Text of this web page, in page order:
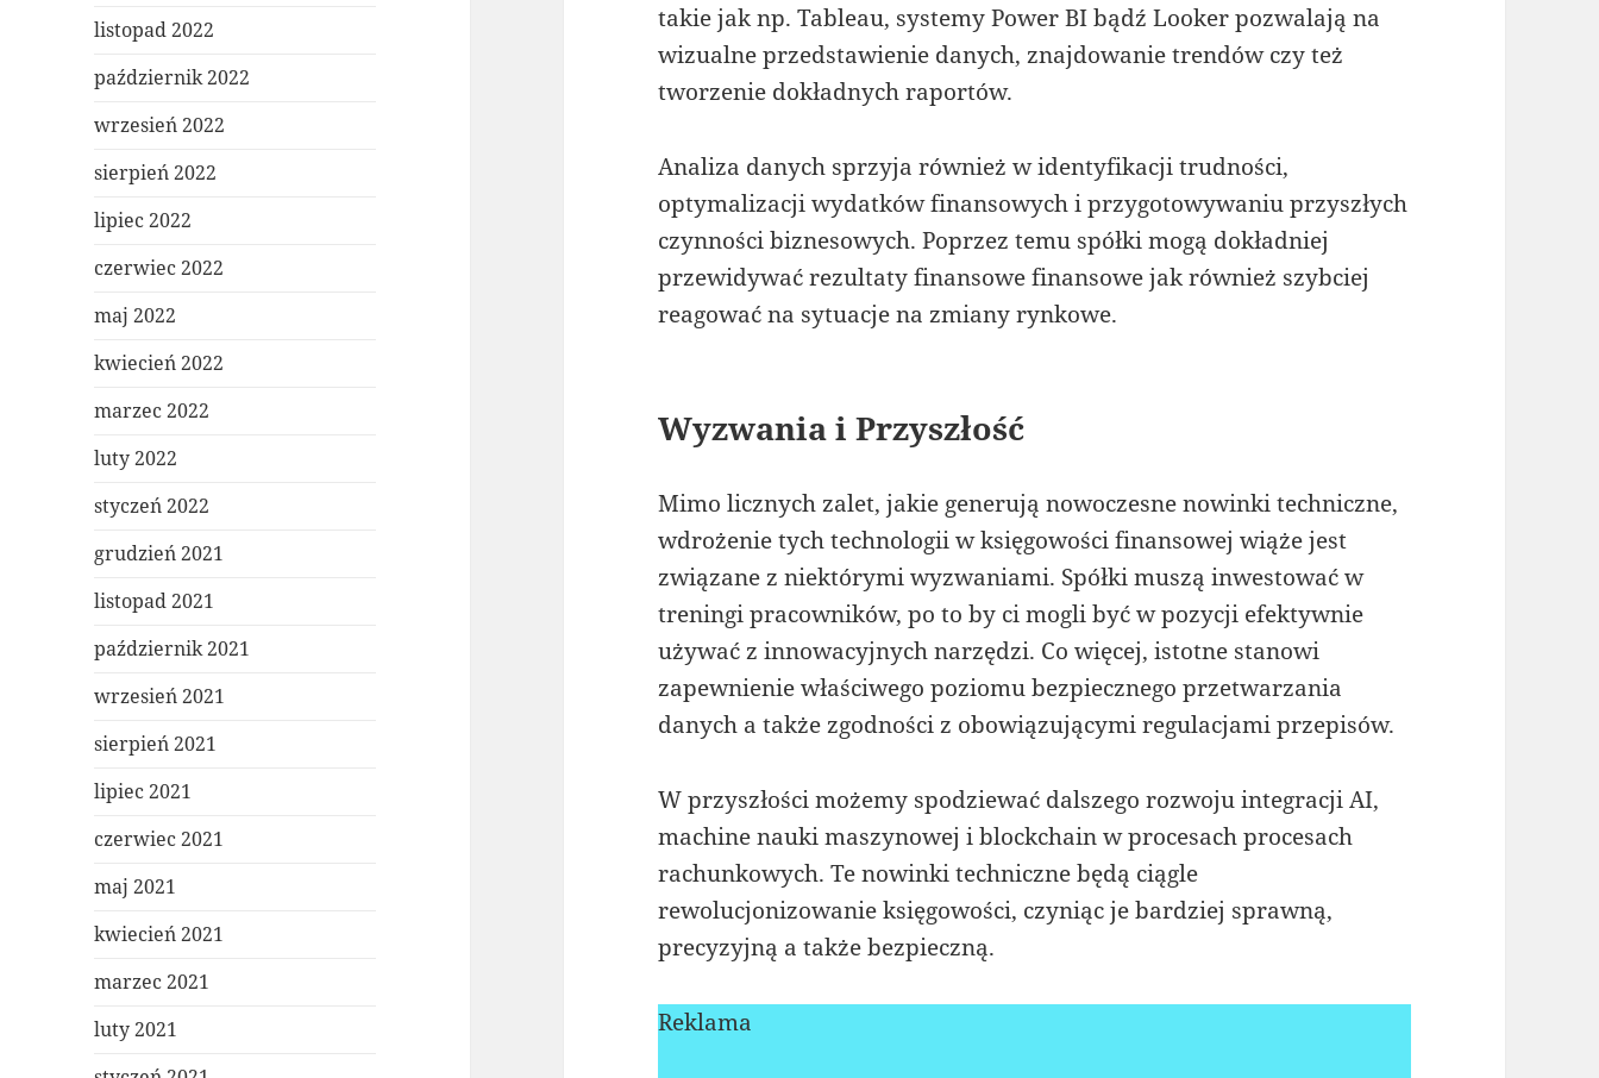
listopad 2022
październik 2022
wrzesień 2022
sierpień 2022
lipiec 2022
czerwiec 2022
maj 2022
kwiecień 2022
marzec 2022
luty 2022
styczeń 2022
grudzień 2021
listopad 2021
październik 2021
wrzesień 2021
sierpień 2021
lipiec 2021
czerwiec 2021
maj 2021
kwiecień 2021
marzec 2021
luty 2021
takie jak np. Tableau, systemy Power BI bądź Looker pozwalają na
wizualne przedstawienie danych, znajdowanie trendów czy też
tworzenie dokładnych raportów.
Analiza danych sprzyja również w identyfikacji trudności,
optymalizacji wydatków finansowych i przygotowywaniu przyszłych
czynności biznesowych. Poprzez temu spółki mogą dokładniej
przewidywać rezultaty finansowe finansowe jak również szybciej
reagować na sytuacje na zmiany rynkowe.
Wyzwania i Przyszłość
Mimo licznych zalet, jakie generują nowoczesne nowinki techniczne,
wdrożenie tych technologii w księgowości finansowej wiąże jest
związane z niektórymi wyzwaniami. Spółki muszą inwestować w
treningi pracowników, po to by ci mogli być w pozycji efektywnie
używać z innowacyjnych narzędzi. Co więcej, istotne stanowi
zapewnienie właściwego poziomu bezpiecznego przetwarzania
danych a także zgodności z obowiązującymi regulacjami przepisów.
W przyszłości możemy spodziewać dalszego rozwoju integracji AI,
machine nauki maszynowej i blockchain w procesach procesach
rachunkowych. Te nowinki techniczne będą ciągle
rewolucjonizowanie księgowości, czyniąc je bardziej sprawną,
precyzyjną a także bezpieczną.
Reklama